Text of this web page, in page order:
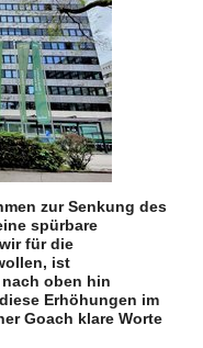
zur Senkung des
spürbare
für die
ist
oben hin
Erhöhungen im
Goach klare Worte